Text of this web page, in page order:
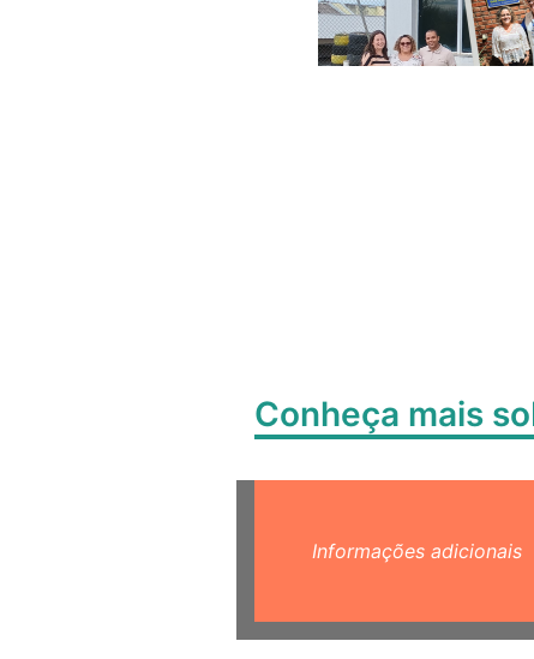
Conheça mais
Informações adicionais